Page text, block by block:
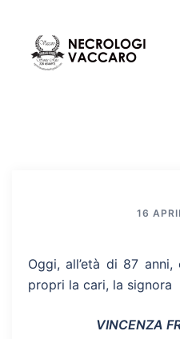
contenuto
16
Oggi, all’età di 87
propri la cari, la signora
VINCENZA